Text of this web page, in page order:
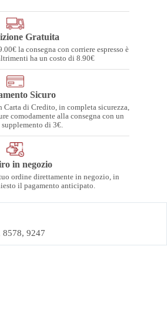
Gratuita
la consegna con corriere espresso è
ha un costo di 8.90€
Sicuro
di Credito, in completa sicurezza,
comodamente alla consegna con un
di 3€.
in negozio
ordine direttamente in negozio, in
il pagamento anticipato.
8578, 9247